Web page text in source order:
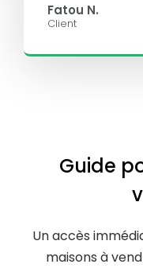
Fatou N.
Client
Guide
Un accès
maisons à